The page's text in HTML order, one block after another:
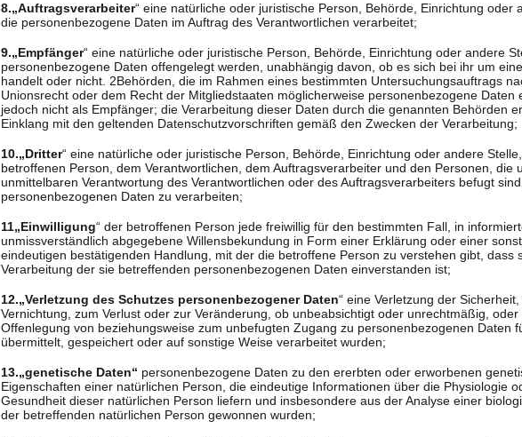
8.„Auftragsverarbeiter“ eine natürliche oder juristische Person, Behörde, Einrichtung oder
die personenbezogene Daten im Auftrag des Verantwortlichen verarbeitet;
9.„Empfänger“ eine natürliche oder juristische Person, Behörde, Einrichtung oder andere
personenbezogene Daten offengelegt werden, unabhängig davon, ob es sich bei ihr um
handelt oder nicht. 2Behörden, die im Rahmen eines bestimmten Untersuchungsauftrags
Unionsrecht oder dem Recht der Mitgliedstaaten möglicherweise personenbezogene Daten
jedoch nicht als Empfänger; die Verarbeitung dieser Daten durch die genannten Behörden
Einklang mit den geltenden Datenschutzvorschriften gemäß den Zwecken der Verarbeitung;
10.„Dritter“ eine natürliche oder juristische Person, Behörde, Einrichtung oder andere
betroffenen Person, dem Verantwortlichen, dem Auftragsverarbeiter und den Personen, die
unmittelbaren Verantwortung des Verantwortlichen oder des Auftragsverarbeiters befugt
personenbezogenen Daten zu verarbeiten;
11„Einwilligung“ der betroffenen Person jede freiwillig für den bestimmten Fall, in
unmissverständlich abgegebene Willensbekundung in Form einer Erklärung oder einer
eindeutigen bestätigenden Handlung, mit der die betroffene Person zu verstehen gibt, dass
Verarbeitung der sie betreffenden personenbezogenen Daten einverstanden ist;
12.„Verletzung des Schutzes personenbezogener Daten“ eine Verletzung der
Vernichtung, zum Verlust oder zur Veränderung, ob unbeabsichtigt oder unrechtmäßig,
Offenlegung von beziehungsweise zum unbefugten Zugang zu personenbezogenen Daten
übermittelt, gespeichert oder auf sonstige Weise verarbeitet wurden;
13.„genetische Daten“ personenbezogene Daten zu den ererbten oder erworbenen
Eigenschaften einer natürlichen Person, die eindeutige Informationen über die Physiologie
Gesundheit dieser natürlichen Person liefern und insbesondere aus der Analyse einer
der betreffenden natürlichen Person gewonnen wurden;